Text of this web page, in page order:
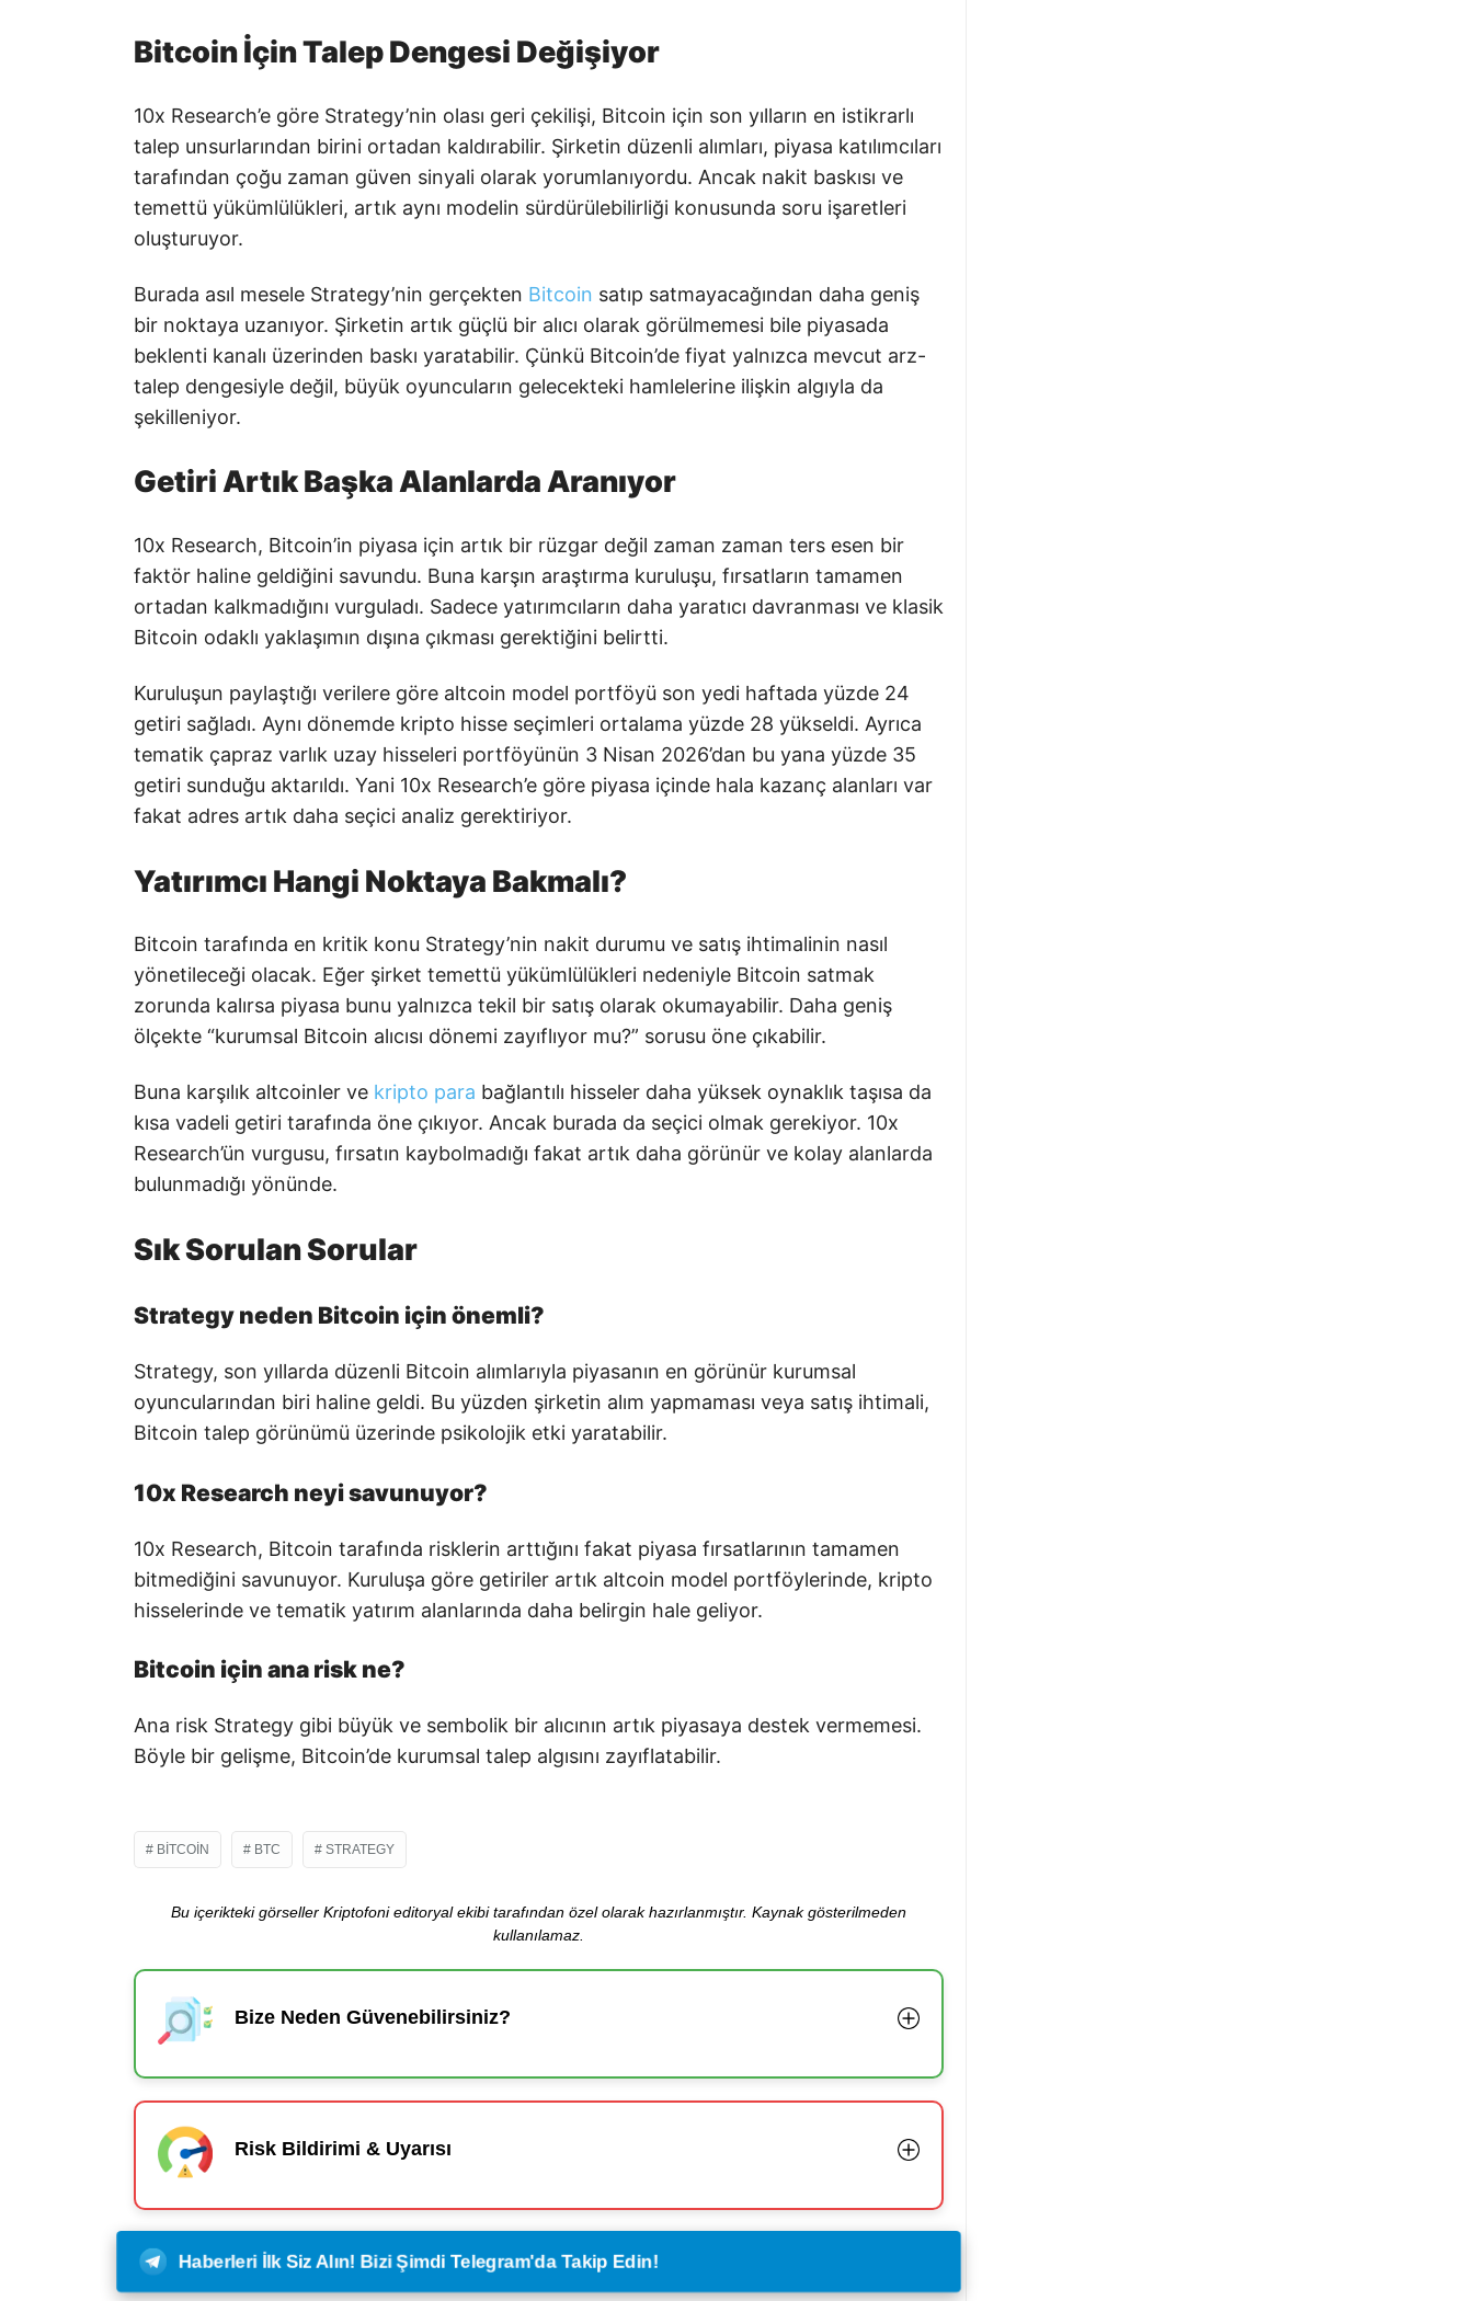
Bitcoin İçin Talep Dengesi Değişiyor
10x Research’e göre Strategy’nin olası geri çekilişi, Bitcoin için son yılların en istikrarlı
talep unsurlarından birini ortadan kaldırabilir. Şirketin düzenli alımları, piyasa katılımcıları
tarafından çoğu zaman güven sinyali olarak yorumlanıyordu. Ancak nakit baskısı ve
temettü yükümlülükleri, artık aynı modelin sürdürülebilirliği konusunda soru işaretleri
oluşturuyor.
Burada asıl mesele Strategy’nin gerçekten Bitcoin satıp satmayacağından daha geniş
bir noktaya uzanıyor. Şirketin artık güçlü bir alıcı olarak görülmemesi bile piyasada
beklenti kanalı üzerinden baskı yaratabilir. Çünkü Bitcoin’de fiyat yalnızca mevcut arz-
talep dengesiyle değil, büyük oyuncuların gelecekteki hamlelerine ilişkin algıyla da
şekilleniyor.
Getiri Artık Başka Alanlarda Aranıyor
10x Research, Bitcoin’in piyasa için artık bir rüzgar değil zaman zaman ters esen bir
faktör haline geldiğini savundu. Buna karşın araştırma kuruluşu, fırsatların tamamen
ortadan kalkmadığını vurguladı. Sadece yatırımcıların daha yaratıcı davranması ve klasik
Bitcoin odaklı yaklaşımın dışına çıkması gerektiğini belirtti.
Kuruluşun paylaştığı verilere göre altcoin model portföyü son yedi haftada yüzde 24
getiri sağladı. Aynı dönemde kripto hisse seçimleri ortalama yüzde 28 yükseldi. Ayrıca
tematik çapraz varlık uzay hisseleri portföyünün 3 Nisan 2026’dan bu yana yüzde 35
getiri sunduğu aktarıldı. Yani 10x Research’e göre piyasa içinde hala kazanç alanları var
fakat adres artık daha seçici analiz gerektiriyor.
Yatırımcı Hangi Noktaya Bakmalı?
Bitcoin tarafında en kritik konu Strategy’nin nakit durumu ve satış ihtimalinin nasıl
yönetileceği olacak. Eğer şirket temettü yükümlülükleri nedeniyle Bitcoin satmak
zorunda kalırsa piyasa bunu yalnızca tekil bir satış olarak okumayabilir. Daha geniş
ölçekte “kurumsal Bitcoin alıcısı dönemi zayıflıyor mu?” sorusu öne çıkabilir.
Buna karşılık altcoinler ve kripto para bağlantılı hisseler daha yüksek oynaklık taşısa da
kısa vadeli getiri tarafında öne çıkıyor. Ancak burada da seçici olmak gerekiyor. 10x
Research’ün vurgusu, fırsatın kaybolmadığı fakat artık daha görünür ve kolay alanlarda
bulunmadığı yönünde.
Sık Sorulan Sorular
Strategy neden Bitcoin için önemli?
Strategy, son yıllarda düzenli Bitcoin alımlarıyla piyasanın en görünür kurumsal
oyuncularından biri haline geldi. Bu yüzden şirketin alım yapmaması veya satış ihtimali,
Bitcoin talep görünümü üzerinde psikolojik etki yaratabilir.
10x Research neyi savunuyor?
10x Research, Bitcoin tarafında risklerin arttığını fakat piyasa fırsatlarının tamamen
bitmediğini savunuyor. Kuruluşa göre getiriler artık altcoin model portföylerinde, kripto
hisselerinde ve tematik yatırım alanlarında daha belirgin hale geliyor.
Bitcoin için ana risk ne?
Ana risk Strategy gibi büyük ve sembolik bir alıcının artık piyasaya destek vermemesi.
Böyle bir gelişme, Bitcoin’de kurumsal talep algısını zayıflatabilir.
BITCOIN BTC STRATEGY
Bu içerikteki görseller Kriptofoni editoryal ekibi tarafından özel olarak hazırlanmıştır. Kaynak gösterilmeden
kullanılamaz.
Bize Neden Güvenebilirsiniz?
Risk Bildirimi & Uyarısı
Haberleri İlk Siz Alın! Bizi Şimdi Telegram'da Takip Edin!